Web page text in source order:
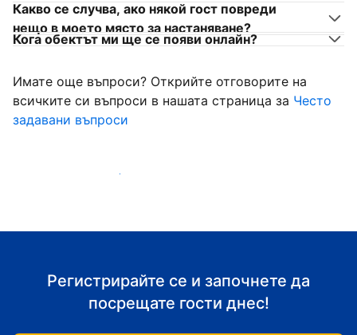
Какво се случва, ако някой гост повреди
нещо в моето място за настаняване?
Кога обектът ми ще се появи онлайн?
Имате още въпроси? Открийте отговорите на
всичките си въпроси в нашата страница за Често
задавани въпроси
Започнете да приемате гости
Регистрирайте се и започнете да
посрещате гости днес!